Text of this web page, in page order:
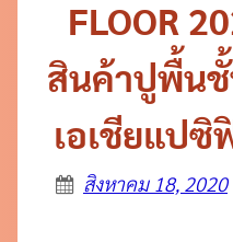
FLOOR
สินค้าปูพื้น
เอเชียแปซิ
สิงหาคม 18, 2020